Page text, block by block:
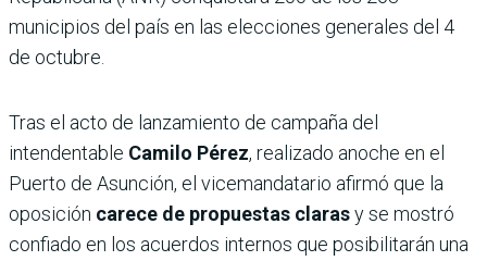
municipios del país en las elecciones generales del 4
de octubre.
Tras el acto de lanzamiento de campaña del
intendentable Camilo Pérez, realizado anoche en el
Puerto de Asunción, el vicemandatario afirmó que la
oposición carece de propuestas clarasy se mostró
confiado en los acuerdos internos que posibilitarán una